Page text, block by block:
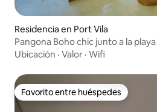
Residencia en Port Vila
Pangona Boho chic junto a la playa
Ubicación · Valor · Wifi
Favorito entre huéspedes
Favorito entre huéspedes